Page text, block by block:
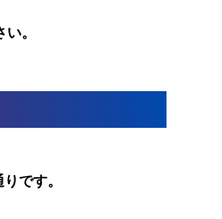
。
りです。